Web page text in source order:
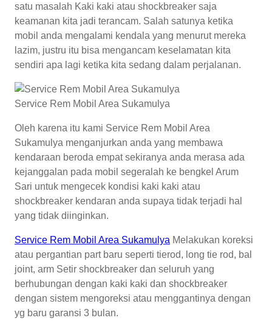
satu masalah Kaki kaki atau shockbreaker saja
keamanan kita jadi terancam. Salah satunya ketika
mobil anda mengalami kendala yang menurut mereka
lazim, justru itu bisa mengancam keselamatan kita
sendiri apa lagi ketika kita sedang dalam perjalanan.
Service Rem Mobil Area Sukamulya
Oleh karena itu kami Service Rem Mobil Area
Sukamulya menganjurkan anda yang membawa
kendaraan beroda empat sekiranya anda merasa ada
kejanggalan pada mobil segeralah ke bengkel Arum
Sari untuk mengecek kondisi kaki kaki atau
shockbreaker kendaran anda supaya tidak terjadi hal
yang tidak diinginkan.
Service Rem Mobil Area Sukamulya Melakukan koreksi
atau pergantian part baru seperti tierod, long tie rod, bal
joint, arm Setir shockbreaker dan seluruh yang
berhubungan dengan kaki kaki dan shockbreaker
dengan sistem mengoreksi atau menggantinya dengan
yg baru garansi 3 bulan.